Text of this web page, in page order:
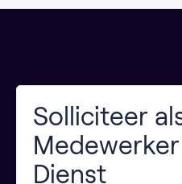
Solliciteer
Dienst